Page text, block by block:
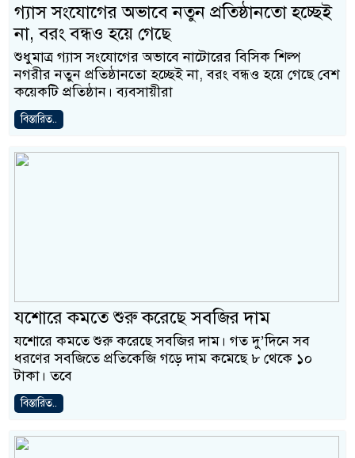
গ্যাস সংযোগের অভাবে নতুন প্রতিষ্ঠানতো হচ্ছেই
না, বরং বন্ধও হয়ে গেছে
শুধুমাত্র গ্যাস সংযোগের অভাবে নাটোরের বিসিক শিল্প
নগরীর নতুন প্রতিষ্ঠানতো হচ্ছেই না, বরং বন্ধও হয়ে গেছে বেশ
কয়েকটি প্রতিষ্ঠান। ব্যবসায়ীরা
বিস্তারিত..
যশোরে কমতে শুরু করেছে সবজির দাম
যশোরে কমতে শুরু করেছে সবজির দাম। গত দু’দিনে সব
ধরণের সবজিতে প্রতিকেজি গড়ে দাম কমেছে ৮ থেকে ১০
টাকা। তবে
বিস্তারিত..